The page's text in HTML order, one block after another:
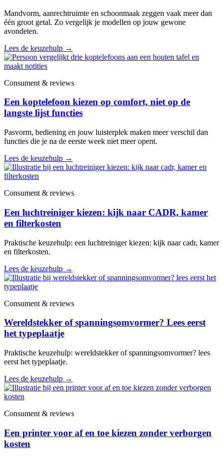
Mandvorm, aanrechtruimte en schoonmaak zeggen vaak meer dan
één groot getal. Zo vergelijk je modellen op jouw gewone
avondeten.
Lees de keuzehulp →
Consument & reviews
Een koptelefoon kiezen op comfort, niet op de
langste lijst functies
Pasvorm, bediening en jouw luisterplek maken meer verschil dan
functies die je na de eerste week niet meer opent.
Lees de keuzehulp →
Consument & reviews
Een luchtreiniger kiezen: kijk naar CADR, kamer
en filterkosten
Praktische keuzehulp: een luchtreiniger kiezen: kijk naar cadr, kamer
en filterkosten.
Lees de keuzehulp →
Consument & reviews
Wereldstekker of spanningsomvormer? Lees eerst
het typeplaatje
Praktische keuzehulp: wereldstekker of spanningsomvormer? lees
eerst het typeplaatje.
Lees de keuzehulp →
Consument & reviews
Een printer voor af en toe kiezen zonder verborgen
kosten